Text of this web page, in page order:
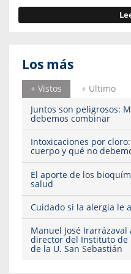
Los más
+ Vistos
+ Ultimo
Juntos son peligrosos:
debemos combinar
Intoxicaciones por
cuerpo y qué no
El aporte de los
salud
Cuidado si la alergia le
Manuel José
director del Instituto de
de la U. San Sebastián